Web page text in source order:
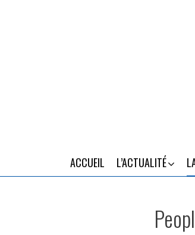
ACCUEIL L’ACTUALITÉ